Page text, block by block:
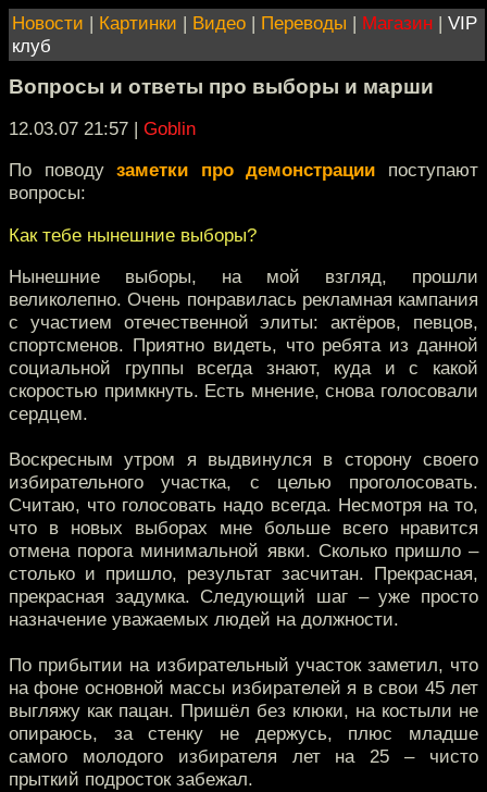
Новости | Картинки | Видео | Переводы | Магазин | VIP
клуб
Вопросы и ответы про выборы и марши
12.03.07 21:57 | Goblin
По поводузаметки про демонстрации поступают
вопросы:
Как тебе нынешние выборы?
Нынешние выборы, на мой взгляд, прошли
великолепно. Очень понравилась рекламная кампания
с участием отечественной элиты: актёров, певцов,
спортсменов. Приятно видеть, что ребята из данной
социальной группы всегда знают, куда и с какой
скоростью примкнуть. Есть мнение, снова голосовали
сердцем.
Воскресным утром я выдвинулся в сторону своего
избирательного участка, с целью проголосовать.
Считаю, что голосовать надо всегда. Несмотря на то,
что в новых выборах мне больше всего нравится
отмена порога минимальной явки. Сколько пришло –
столько и пришло, результат засчитан. Прекрасная,
прекрасная задумка. Следующий шаг – уже просто
назначение уважаемых людей на должности.
По прибытии на избирательный участок заметил, что
на фоне основной массы избирателей я в свои 45 лет
выгляжу как пацан. Пришёл без клюки, на костыли не
опираюсь, за стенку не держусь, плюс младше
самого молодого избирателя лет на 25 – чисто
прыткий подросток забежал.